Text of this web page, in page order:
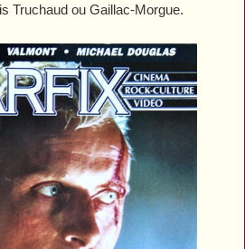
Truchaud ou Gaillac-Morgue.